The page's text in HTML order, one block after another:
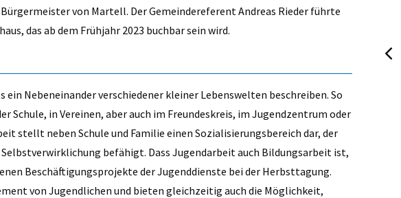
von Martell. Der Gemeindereferent Andreas Rieder führte
das ab dem Frühjahr 2023 buchbar sein wird.
Nebeneinander verschiedener kleiner Lebenswelten beschreiben. So
Schule, in Vereinen, aber auch im Freundeskreis, im Jugendzentrum oder
stellt neben Schule und Familie einen Sozialisierungsbereich dar, der
befähigt. Dass Jugendarbeit auch Bildungsarbeit ist,
Beschäftigungsprojekte der Jugenddienste bei der Herbsttagung.
von Jugendlichen und bieten gleichzeitig auch die Möglichkeit,